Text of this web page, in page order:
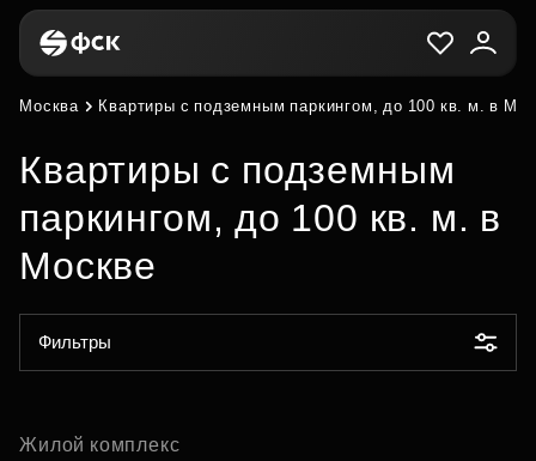
Москва Квартиры с подземным паркингом, до 100 кв. м. в
Квартиры с подземным
паркингом, до 100 кв. м. в
Москве
Фильтры
Жилой комплекс